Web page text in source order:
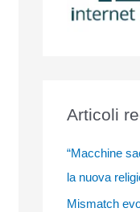
Articoli
“Macchine
la nuova
Mismatch